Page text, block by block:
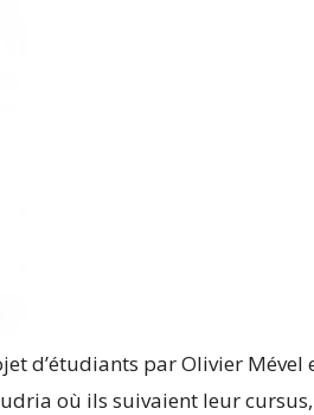
d’étudiants par Olivier Mével
où ils suivaient leur